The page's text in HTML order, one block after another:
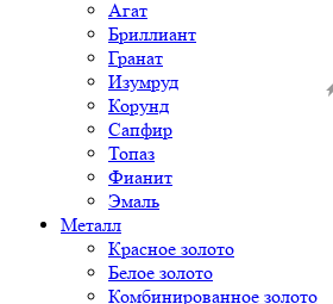
Агат
Бриллиант
Гранат
Изумруд
Корунд
Сапфир
Топаз
Фианит
Эмаль
Металл
Красное золото
Белое золото
Комбинированное золото